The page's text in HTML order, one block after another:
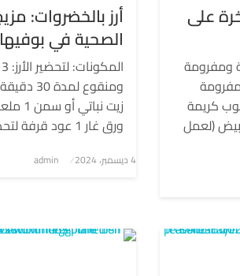
على
ومفرومة
صغيرة (مفرومة
فصوص ثوم (مفرومة ناعمة) 1 كوب كريمة
أبيض (لعمل
أرز بالخضروات:
الصحية في
ورق غار 1 عود قرفة لتحضير الخضروات: 1 كوب جزر…
نُشر
4 ديسمبر، 2024 admin